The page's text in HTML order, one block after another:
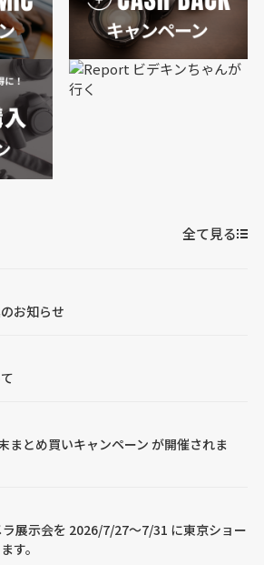
全て見る
お知らせ
まとめ買いキャンペーン が開催されま
展示会を 2026/7/27～7/31 に東京ショー
す。